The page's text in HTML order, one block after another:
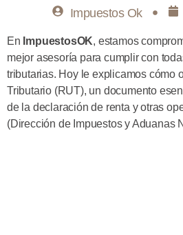
Impuestos Ok
En ImpuestosOK, estamos
mejor asesoría para cumplir con
tributarias. Hoy le explicamos cómo
Tributario (RUT), un documento
de la declaración de renta y otras
(Dirección de Impuestos y Aduanas